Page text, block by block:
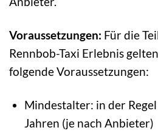
Voraussetzungen: Für die
Rennbob-Taxi Erlebnis
folgende Voraussetzungen:
Mindestalter: in der
Jahren (je nach Anbieter)